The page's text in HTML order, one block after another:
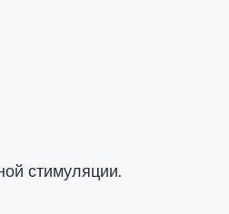
стимуляции.